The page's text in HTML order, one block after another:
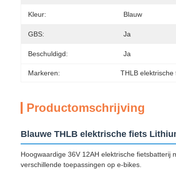
Kleur: Blauw
GBS: Ja
Beschuldigd: Ja
Markeren: THLB
Productomschrijving
Blauwe THLB elektrische fiets
Hoogwaardige 36V 12AH elektrische fietsbatterij
verschillende toepassingen op e-bikes.